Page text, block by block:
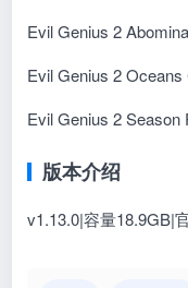
Evil Genius 2
Evil Genius 2
Evil Genius 2 Season
版本介绍
v1.13.0|容量18.9GB|